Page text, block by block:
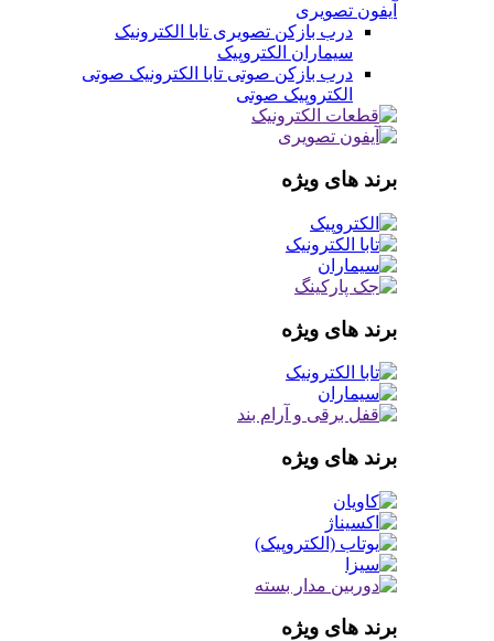
آیفون تصویری
درب بازکن تصویری تابا الکترونیک
سیماران الکتروپیک
درب بازکن صوتی تابا الکترونیک صوتی
الکتروپیک صوتی
برند های ویژه
برند های ویژه
برند های ویژه
برند های ویژه